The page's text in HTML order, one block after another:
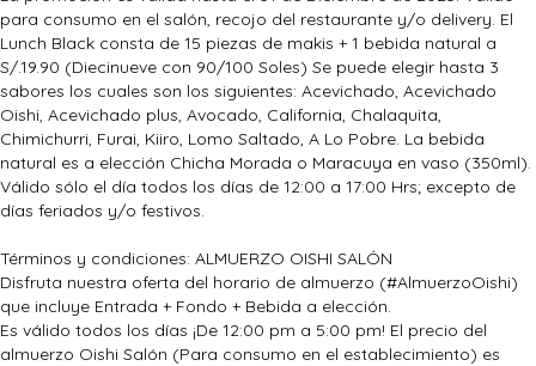
para consumo en el salón, recojo del restaurante y/o delivery. El
Lunch Black consta de 15 piezas de makis + 1 bebida natural a
S/.19.90 (Diecinueve con 90/100 Soles) Se puede elegir hasta 3
sabores los cuales son los siguientes: Acevichado, Acevichado
Oishi, Acevichado plus, Avocado, California, Chalaquita,
Chimichurri, Furai, Kiiro, Lomo Saltado, A Lo Pobre. La bebida
natural es a elección Chicha Morada o Maracuya en vaso (350ml).
Válido sólo el día todos los días de 12:00 a 17:00 Hrs; excepto de
días feriados y/o festivos.
Términos y condiciones: ALMUERZO OISHI SALÓN
Disfruta nuestra oferta del horario de almuerzo (#AlmuerzoOishi)
que incluye Entrada + Fondo + Bebida a elección.
Es válido todos los días ¡De 12:00 pm a 5:00 pm! El precio del
almuerzo Oishi Salón (Para consumo en el establecimiento) es